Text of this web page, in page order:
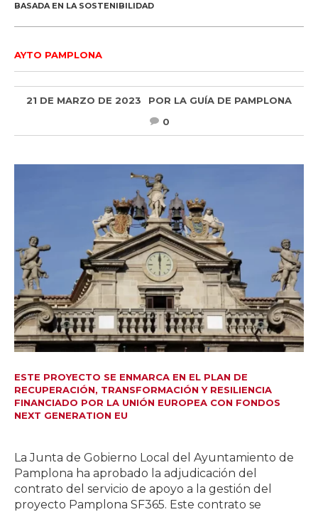
BASADA EN LA SOSTENIBILIDAD
AYTO PAMPLONA
21 DE MARZO DE 2023 POR LA GUÍA DE PAMPLONA
0
ESTE PROYECTO SE ENMARCA EN EL PLAN DE
RECUPERACIÓN, TRANSFORMACIÓN Y RESILIENCIA
FINANCIADO POR LA UNIÓN EUROPEA CON FONDOS
NEXT GENERATION EU
La Junta de Gobierno Local del Ayuntamiento de
Pamplona ha aprobado la adjudicación del
contrato del servicio de apoyo a la gestión del
proyecto Pamplona SF365. Este contrato se